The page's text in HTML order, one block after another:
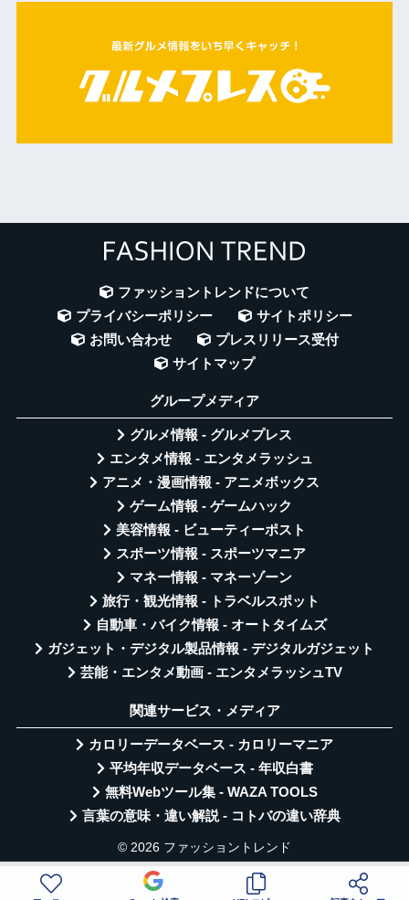
ファッショントレンドについて
プライバシーポリシー
サイトポリシー
お問い合わせ
プレスリリース受付
サイトマップ
グループメディア
グルメ情報 - グルメプレス
エンタメ情報 - エンタメラッシュ
アニメ・漫画情報 - アニメボックス
ゲーム情報 - ゲームハック
美容情報 - ビューティーポスト
スポーツ情報 - スポーツマニア
マネー情報 - マネーゾーン
旅行・観光情報 - トラベルスポット
自動車・バイク情報 - オートタイムズ
ガジェット・デジタル製品情報 - デジタルガジェット
芸能・エンタメ動画 - エンタメラッシュTV
関連サービス・メディア
カロリーデータベース - カロリーマニア
平均年収データベース - 年収白書
無料Webツール集 - WAZA TOOLS
言葉の意味・違い解説 - コトバの違い辞典
© 2026 ファッショントレンド